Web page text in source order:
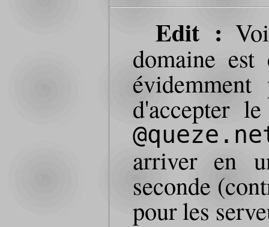
Edit :
domaine
d'accepter
arriver en
seconde
pour les